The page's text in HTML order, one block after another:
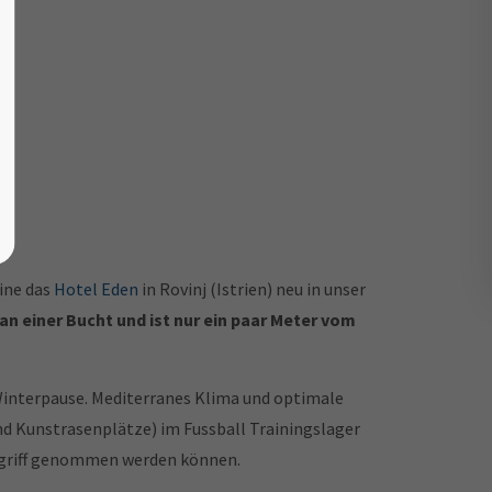
das Hotel Eden in Rovinj (Istrien) neu in unser
an einer Bucht und ist nur ein paar Meter vom
Mediterranes Klima und optimale
Kunstrasenplätze) im Fussball Trainingslager
genommen werden können.